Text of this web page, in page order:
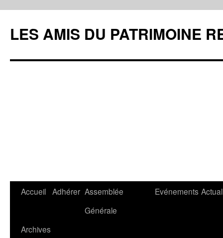
LES AMIS DU PATRIMOINE
Aller
contenu
Accueil Adhérer Assemblée
Générale
Evénements
Archives